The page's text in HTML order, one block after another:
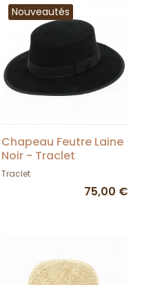
Nouveautés
Chapeau Feutre Laine
Noir - Traclet
Traclet
75,00 €